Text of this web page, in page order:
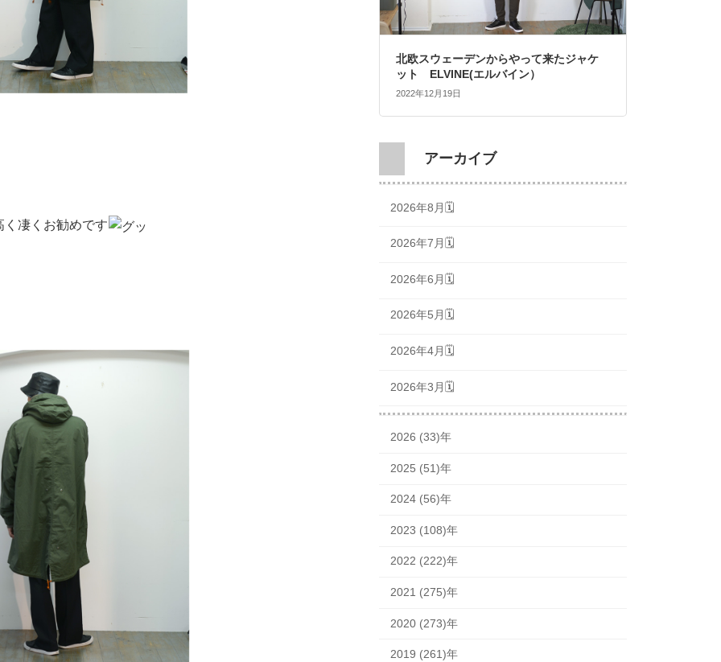
く凄くお勧めです
北欧スウェーデンからやって来たジャケ
ット ELVINE(エルバイン）
2022年12月19日
アーカイブ
2026年8月🗓
2026年7月🗓
2026年6月🗓
2026年5月🗓
2026年4月🗓
2026年3月🗓
2026 (33)年
2025 (51)年
2024 (56)年
2023 (108)年
2022 (222)年
2021 (275)年
2020 (273)年
2019 (261)年